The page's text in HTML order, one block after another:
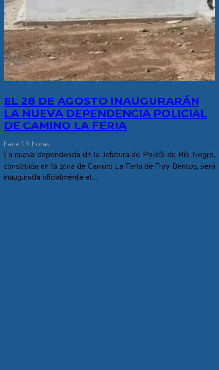
EL 28 DE AGOSTO INAUGURARÁN
LA NUEVA DEPENDENCIA POLICIAL
DE CAMINO LA FERIA
hace 13 horas
La nueva dependencia de la Jefatura de Policía de Río Negro,
construida en la zona de Camino La Feria de Fray Bentos, será
inaugurada oficialmente el…